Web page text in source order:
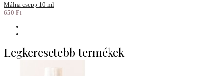
Málna csepp 10 ml
650 Ft
Legkeresetebb termékek